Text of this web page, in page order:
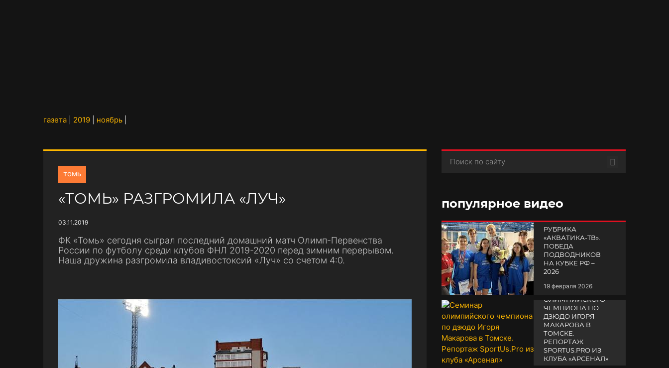
газета 2019 ноябрь
томь
«ТОМЬ» РАЗГРОМИЛА «ЛУЧ»
03.11.2019
ФК «Томь» сегодня сыграл последний домашний матч Олимп-Первенства
России по футболу среди клубов ФНЛ 2019-2020 перед зимним перерывом.
Наша дружина разгромила владивостоксий «Луч» со счетом 4:0.
популярное видео
РУБРИКА
«АКВАТИКА-TВ».
ПОБЕДА
ПОДВОДНИКОВ
НА КУБКЕ РФ –
2026
19 февраля 2026
СЕМИНАР
ОЛИМПИЙСКОГО
ЧЕМПИОНА ПО
ДЗЮДО ИГОРЯ
МАКАРОВА В
ТОМСКЕ.
РЕПОРТАЖ
SPORTUS.PRO ИЗ
КЛУБА «АРСЕНАЛ»
ТРОЙНОЙ
ПРАЗДНИК